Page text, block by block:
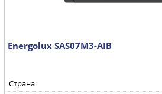
Energolux SAS07M3-AIB
Страна